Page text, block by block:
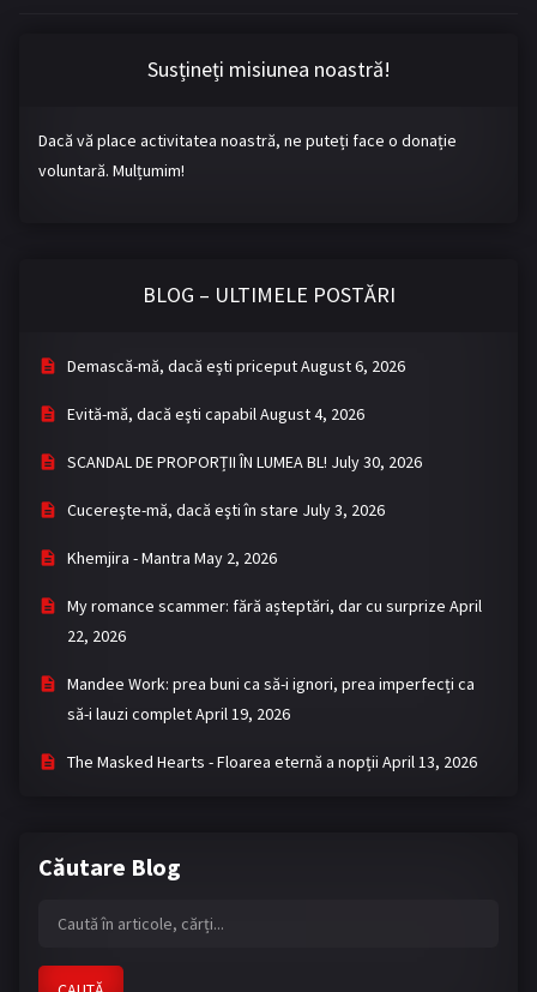
Susțineți misiunea noastră!
Dacă vă place activitatea noastră, ne puteți face o donație
voluntară. Mulțumim!
BLOG – ULTIMELE POSTĂRI
Demască-mă, dacă eşti priceputAugust 6, 2026
Evită-mă, dacă eşti capabilAugust 4, 2026
SCANDAL DE PROPORȚII ÎN LUMEA BL! July 30, 2026
Cucereşte-mă, dacă eşti în stare July 3, 2026
Khemjira - Mantra May 2, 2026
My romance scammer: fără așteptări, dar cu surprize April
22, 2026
Mandee Work: prea buni ca să-i ignori, prea imperfecți ca
să-i lauzi completApril 19, 2026
The Masked Hearts - Floarea eternă a nopții April 13, 2026
Căutare Blog